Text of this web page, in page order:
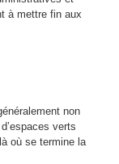
à mettre fin aux
non
verts
où se termine la